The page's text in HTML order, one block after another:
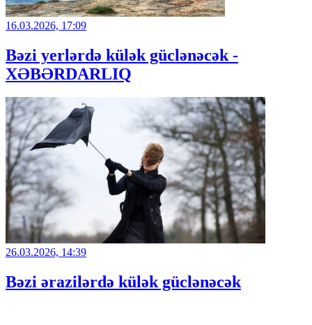
16.03.2026, 17:09
Bəzi yerlərdə külək güclənəcək -
XƏBƏRDARLIQ
26.03.2026, 14:39
Bəzi ərazilərdə külək güclənəcək